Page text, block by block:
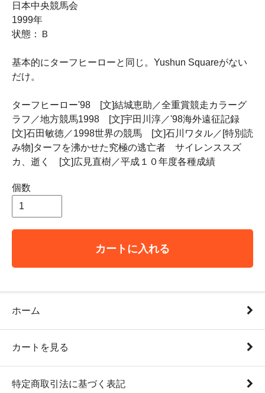
日本中央競馬会
1999年
状態：Ｂ
基本的にターフヒーローと同じ。Yushun Squareがない
だけ。
ターフヒーロー'98 [文]結城恵助／全重賞競走カラーグ
ラフ／地方競馬1998 [文]宇田川淳／'98海外遠征記録
[文]石田敏徳／1998世界の競馬 [文]石川ワタル／[特別読
み物]ターフを沸かせた究極の逃亡者 サイレンススズ
カ、逝く [文]広見直樹／平成１０年度各種成績
個数
カートに入れる
ホーム
カートを見る
特定商取引法に基づく表記